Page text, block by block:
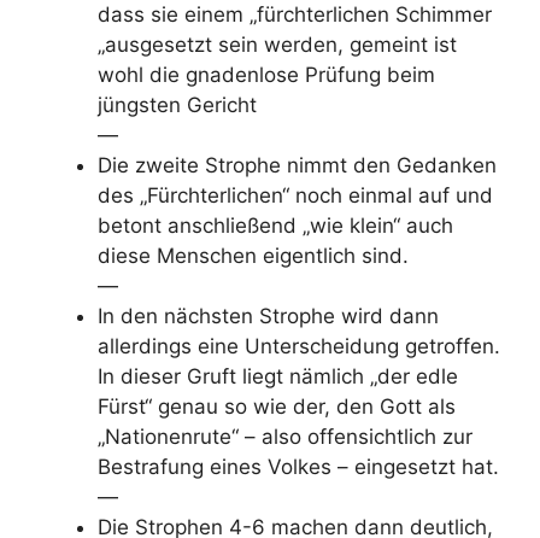
dass sie einem „fürchterlichen Schimmer
„ausgesetzt sein werden, gemeint ist
wohl die gnadenlose Prüfung beim
jüngsten Gericht
—
Die zweite Strophe nimmt den Gedanken
des „Fürchterlichen“ noch einmal auf und
betont anschließend „wie klein“ auch
diese Menschen eigentlich sind.
—
In den nächsten Strophe wird dann
allerdings eine Unterscheidung getroffen.
In dieser Gruft liegt nämlich „der edle
Fürst“ genau so wie der, den Gott als
„Nationenrute“ – also offensichtlich zur
Bestrafung eines Volkes – eingesetzt hat.
—
Die Strophen 4-6 machen dann deutlich,